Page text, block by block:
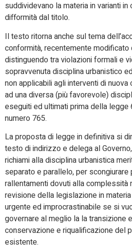
suddividevano la materia in varianti in
difformità dal titolo.
Il testo ritorna anche sul tema
conformità, recentemente
distinguendo tra violazioni formali e
sopravvenuta disciplina urbanistico
non applicabili agli interventi di
ad una diversa (più favorevole)
eseguiti ed ultimati prima della
numero 765.
La proposta di legge in definitiva si
testo di indirizzo e delega al
richiami alla disciplina urbanistica
separato e parallelo, per
rallentamenti dovuti alla complessità
revisione della legislazione in
urgente ed improcrastinabile se si
governare al meglio la la transizione
conservazione e riqualificazione del
esistente.